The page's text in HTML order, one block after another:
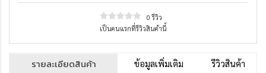
0 รีวิว
เป็นคนแรกที่รีวิวสินค้านี้
รายละเอียดสินค้า ข้อมูลเพิ่มเติม รีวิวสินค้า